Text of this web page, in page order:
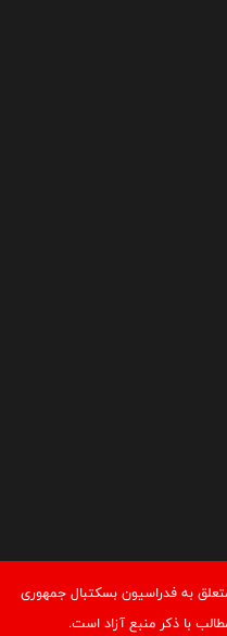
به فدراسیون بسکتبال جمهوری
با ذكر منبع آزاد است.